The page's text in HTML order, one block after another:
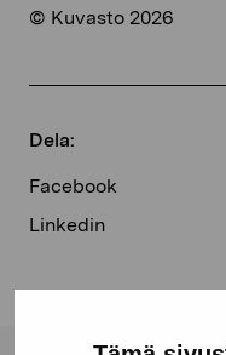
© Kuvasto 2026
Dela:
Facebook
Linkedin